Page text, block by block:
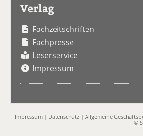
Verlag
Fachzeitschriften
Fachpresse
Leserservice
Impressum
Impressum | Datenschutz |Allgemeine
©